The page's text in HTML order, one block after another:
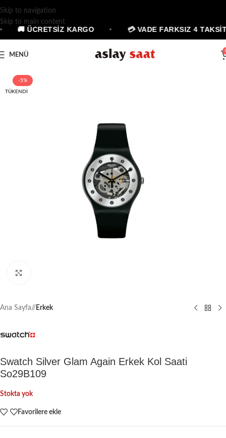
Skip to navigation
Skip to main content
🚚 ÜCRETSİZ KARGO 💳 VADE FARKSIZ 4 TAKSİT
MENÜ
-5%
TÜKENDI
Ana Sayfa/ Erkek
Swatch Silver Glam Again Erkek Kol Saati
So29B109
Stokta yok
Favorilere ekle